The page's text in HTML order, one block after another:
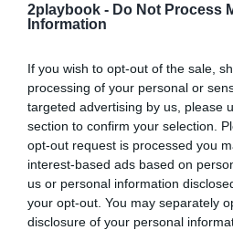
2playbook - Do Not Process
Information
If you wish to opt-out of the sale,
processing of your personal or
targeted advertising by us, please
section to confirm your selection.
opt-out request is processed you
interest-based ads based on
us or personal information
your opt-out. You may separately
disclosure of your personal
de Dorna, que confía en poder
checo en el espacio vacante del
una novedad importante. En
circuito de Portimao, ya
nuevos: Rusia e Indonesia. La
gigante de Europa del Este
el plan de internacionalización
nuevos aficionados en todo el
Dorna desde hace años.
Asia, el circuito urbano de
frescura al calendario y mayor
mercado interesante para el